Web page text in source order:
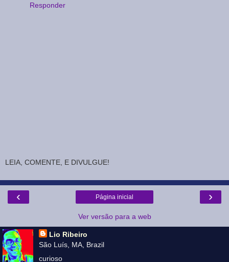
Responder
LEIA, COMENTE, E DIVULGUE!
‹ ›
Página inicial
Ver versão para a web
Lio Ribeiro
São Luís, MA, Brazil
curioso